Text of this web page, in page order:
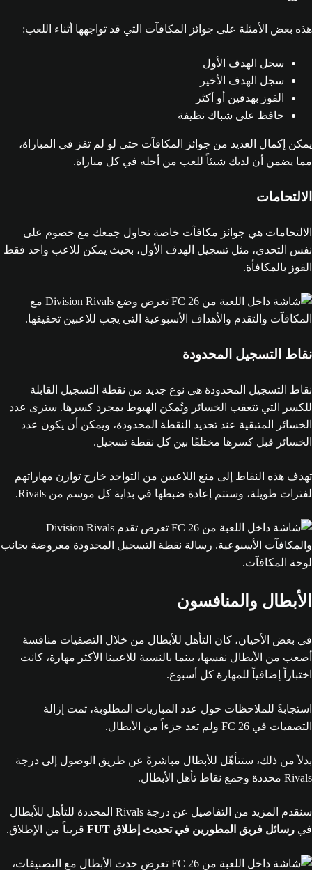
هذه بعض الأمثلة على جوائز المكافآت التي قد تواجهها أثناء اللعب:
سجل الهدف الأول
سجل الهدف الأخير
الفوز بهدفين أو أكثر
حافظ على شباك نظيفة
يمكن إكمال العديد من جوائز المكافآت حتى لو لم تفز في المباراة،
مما يضمن أن لديك شيئاً للعب من أجله في كل مباراة.
الالتحامات
الالتحامات هي جوائز مكافآت خاصة تحاول جمعك مع خصوم على
نفس التحدي، مثل تسجيل الهدف الأول، بحيث يمكن للاعب واحد فقط
الفوز بالمكافأة.
نقاط التسجيل المحدودة
نقاط التسجيل المحدودة هي نوع جديد من نقطة التسجيل القابلة
للكسر التي تتعقب الخسائر وتُمكن الهبوط بمجرد كسرها. سترى عدد
الخسائر المتبقية عند تحديد النقطة المحدودة، ويمكن أن يكون عدد
الخسائر قبل كسرها مختلفًا بين كل نقطة تسجيل.
تهدف هذه النقاط إلى منع اللاعبين من التواجد خارج توازن مهاراتهم
لفترات طويلة، وستتم إعادة ضبطها في بداية كل موسم من Rivals.
الأبطال والمنافسون
في بعض الأحيان، كان التأهل للأبطال من خلال التصفيات منافسة
أصعب من الأبطال نفسها، بينما بالنسبة للاعبينا الأكثر مهارة، كانت
اختباراً إضافياً للمهارة كل أسبوع.
استجابةً للملاحظات حول عدد المباريات المطلوبة، تمت إزالة
التصفيات في FC 26 ولم تعد جزءاً من الأبطال.
بدلاً من ذلك، ستتأهّل للأبطال مباشرةً عن طريق الوصول إلى درجة
Rivals محددة وجمع نقاط تأهل الأبطال.
سنقدم المزيد من التفاصيل عن درجة Rivals المحددة للتأهل للأبطال
في رسائل فريق المطورين في تحديث إطلاق FUT قريباً من الإطلاق.